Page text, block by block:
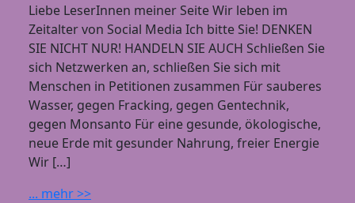
Liebe LeserInnen meiner Seite Wir leben im
Zeitalter von Social Media Ich bitte Sie! DENKEN
SIE NICHT NUR! HANDELN SIE AUCH Schließen Sie
sich Netzwerken an, schließen Sie sich mit
Menschen in Petitionen zusammen Für sauberes
Wasser, gegen Fracking, gegen Gentechnik,
gegen Monsanto Für eine gesunde, ökologische,
neue Erde mit gesunder Nahrung, freier Energie
Wir […]
... mehr >>